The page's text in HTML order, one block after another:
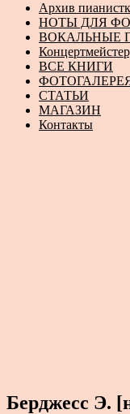
Архив
НОТЫ ДЛЯ
ВОКАЛЬНЫЕ
ВСЕ КНИГИ
СТАТЬИ
МАГАЗИН
Контакты
Берджесс Э.